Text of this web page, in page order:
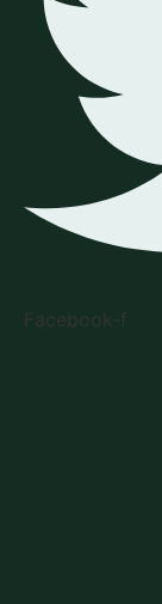
Facebook-f